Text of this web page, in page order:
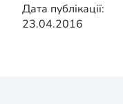
Дата публікації:
23.04.2016